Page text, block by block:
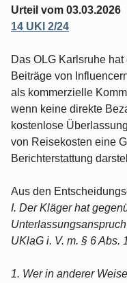
Urteil vom 03.03.2026
14 UKl 2/24
Das OLG Karlsruhe
Beiträge von
als kommerzielle
wenn keine direkte
kostenlose
von Reisekosten eine
Berichterstattung
Aus den
I. Der Kläger hat
UKlaG i. V. m. § 6 Abs.
1. Wer in anderer